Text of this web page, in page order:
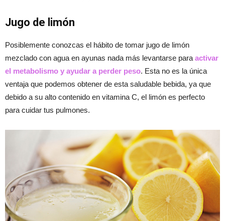
Jugo de limón
Posiblemente conozcas el hábito de tomar jugo de limón
mezclado con agua en ayunas nada más levantarse para activar
el metabolismo y ayudar a perder peso. Esta no es la única
ventaja que podemos obtener de esta saludable bebida, ya que
debido a su alto contenido en vitamina C, el limón es perfecto
para cuidar tus pulmones.